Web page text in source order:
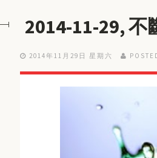
2014-11-29,
2014年11月29日 星期六